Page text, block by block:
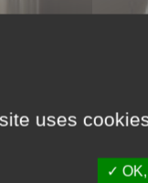
uses